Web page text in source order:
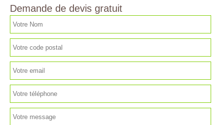
Demande de devis gratuit